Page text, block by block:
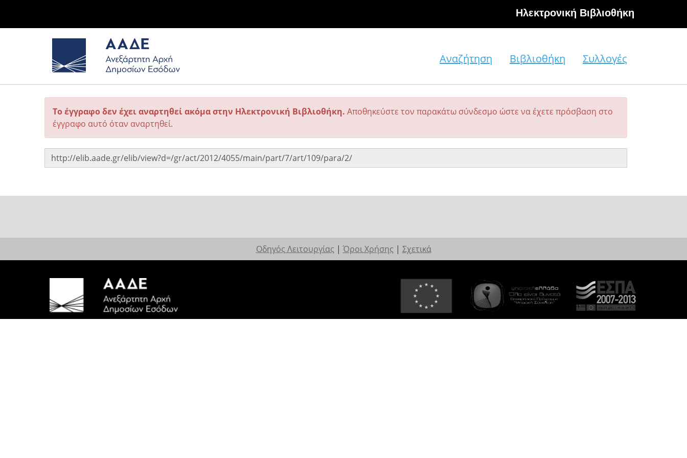
Hλεκτρονική Βιβλιοθήκη
Αναζήτηση Βιβλιοθήκη Συλλογές
Το έγγραφο δεν έχει αναρτηθεί ακόμα στην Ηλεκτρονική Βιβλιοθήκη. Αποθηκεύστε τον παρακάτω σύνδεσμο ώστε να έχετε πρόσβαση στο
έγγραφο αυτό όταν αναρτηθεί.
Οδηγός Λειτουργίας | Όροι Χρήσης | Σχετικά